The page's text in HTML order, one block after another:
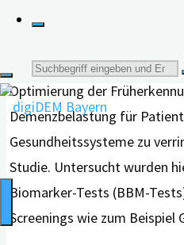
Suche
nach:
Früherkennung von Demenz
Bevölkerung zunimmt, sind
Optimierung der
Demenzbelastung für
Gesundheitssysteme zu
Studie. Untersucht wurden
Biomarker-Tests (BBM-
Screenings wie zum Beispiel